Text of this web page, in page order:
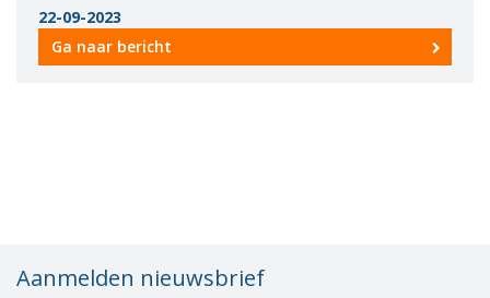
22-09-2023
Ga naar bericht
Aanmelden nieuwsbrief